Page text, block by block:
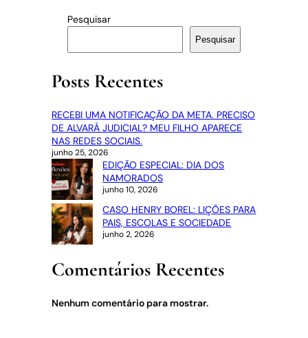
Pesquisar
Pesquisar
Posts Recentes
RECEBI UMA NOTIFICAÇÃO DA META. PRECISO
DE ALVARÁ JUDICIAL? MEU FILHO APARECE
NAS REDES SOCIAIS.
junho 25, 2026
EDIÇÃO ESPECIAL: DIA DOS
NAMORADOS
junho 10, 2026
CASO HENRY BOREL: LIÇÕES PARA
PAIS, ESCOLAS E SOCIEDADE
junho 2, 2026
Comentários Recentes
Nenhum comentário para mostrar.